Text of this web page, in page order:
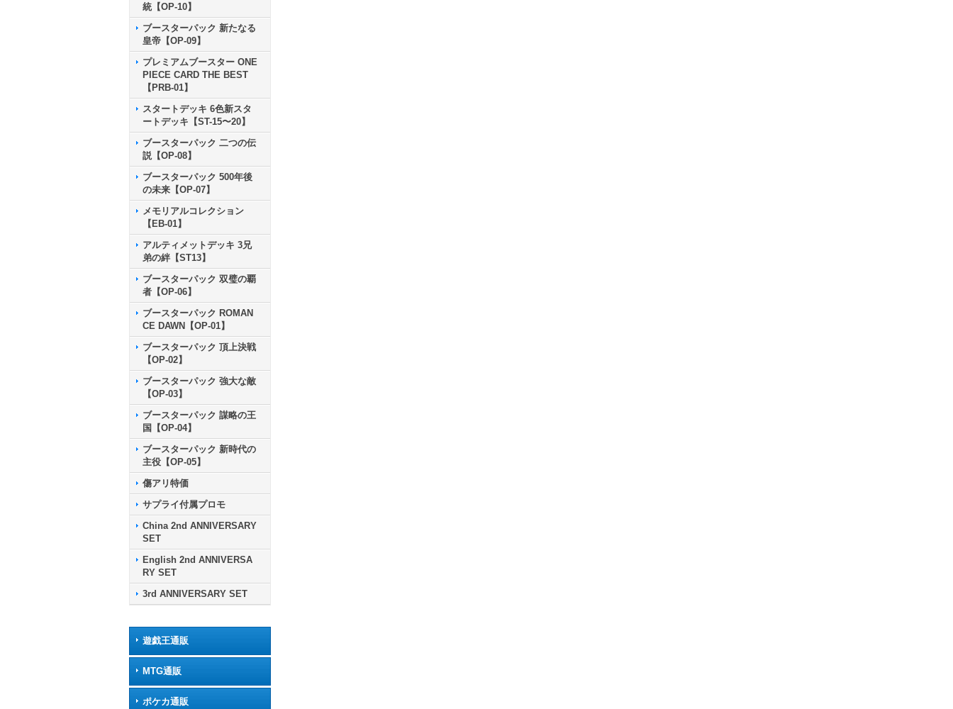
統【OP-10】
ブースターパック 新たなる
皇帝【OP-09】
プレミアムブースター ONE
PIECE CARD THE BEST
【PRB-01】
スタートデッキ 6色新スタ
ートデッキ【ST-15〜20】
ブースターパック 二つの伝
説【OP-08】
ブースターパック 500年後
の未来【OP-07】
メモリアルコレクション
【EB-01】
アルティメットデッキ 3兄
弟の絆【ST13】
ブースターパック 双璧の覇
者【OP-06】
ブースターパック ROMAN
CE DAWN【OP-01】
ブースターパック 頂上決戦
【OP-02】
ブースターパック 強大な敵
【OP-03】
ブースターパック 謀略の王
国【OP-04】
ブースターパック 新時代の
主役【OP-05】
傷アリ特価
サプライ付属プロモ
China 2nd ANNIVERSARY
SET
English 2nd ANNIVERSA
RY SET
3rd ANNIVERSARY SET
遊戯王通販
MTG通販
ポケカ通販